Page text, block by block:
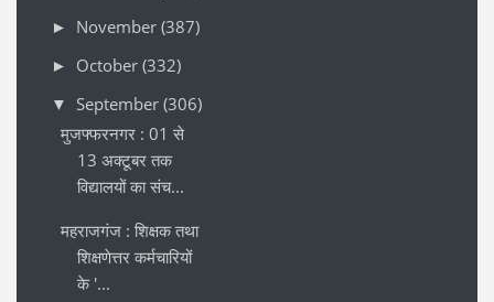
► November (387)
► October (332)
▼ September (306)
मुजफ्फरनगर : 01 से
13 अक्टूबर तक
विद्यालयों का संच...
महराजगंज : शिक्षक तथा
शिक्षणेत्तर कर्मचारियों
के '...